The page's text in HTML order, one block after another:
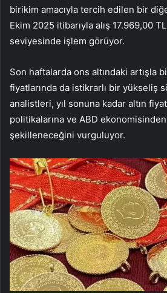
birikim amacıyla tercih edilen bir
Ekim 2025 itibarıyla alış 17.969,00
seviyesinde işlem görüyor.
Son haftalarda ons altındaki artışla
fiyatlarında da istikrarlı bir yükseliş
analistleri, yıl sonuna kadar altın
politikalarına ve ABD
şekilleneceğini vurguluyor.